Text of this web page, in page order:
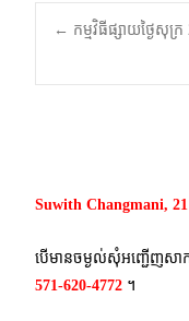
Post
← កម្មវិធីផ្សាយថ្ងៃសុក្
Suwith Changmani,
បើមានចម្ងល់​សុំអញ្ជើញសា
571-620-4772​ ។